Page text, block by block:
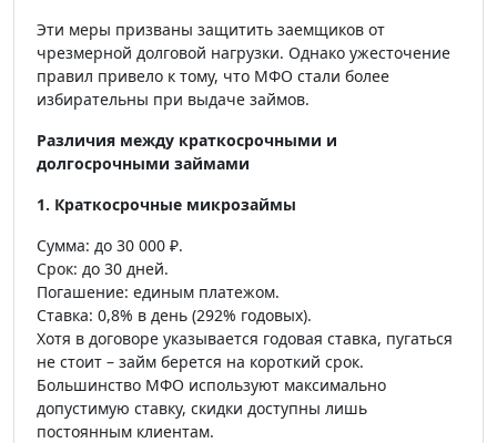
Эти меры призваны защитить заемщиков от
чрезмерной долговой нагрузки. Однако ужесточение
правил привело к тому, что МФО стали более
избирательны при выдаче займов.
Различия между краткосрочными и
долгосрочными займами
1. Краткосрочные микрозаймы
Сумма: до 30 000 ₽.
Срок: до 30 дней.
Погашение: единым платежом.
Ставка: 0,8% в день (292% годовых).
Хотя в договоре указывается годовая ставка, пугаться
не стоит – займ берется на короткий срок.
Большинство МФО используют максимально
допустимую ставку, скидки доступны лишь
постоянным клиентам.